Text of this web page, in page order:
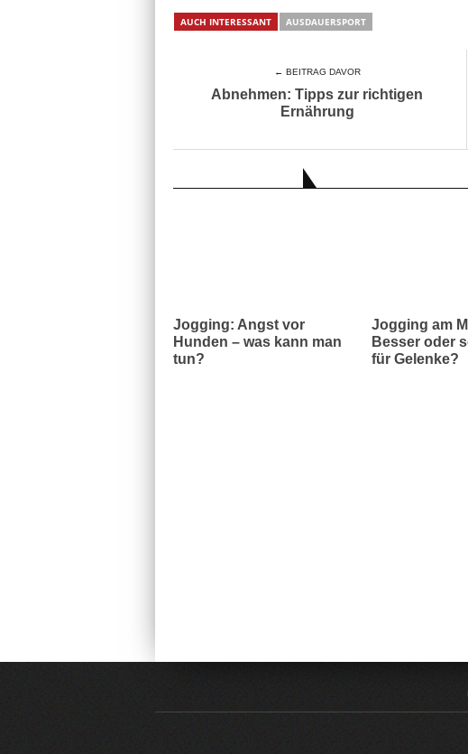
AUCH INTERESSANT AUSDAUERSPORT
← BEITRAG DAVOR
Abnehmen: Tipps zur richtigen
Ernährung
Jogging: Angst vor
Hunden – was kann man
tun?
Jogging am
Besser oder
für Gelenke?